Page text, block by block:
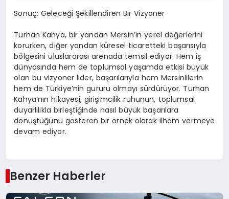
Sonuç: Geleceği Şekillendiren Bir Vizyoner
Turhan Kahya, bir yandan Mersin’in yerel değerlerini
korurken, diğer yandan küresel ticaretteki başarısıyla
bölgesini uluslararası arenada temsil ediyor. Hem iş
dünyasında hem de toplumsal yaşamda etkisi büyük
olan bu vizyoner lider, başarılarıyla hem Mersinlilerin
hem de Türkiye’nin gururu olmayı sürdürüyor. Turhan
Kahya’nın hikayesi, girişimcilik ruhunun, toplumsal
duyarlılıkla birleştiğinde nasıl büyük başarılara
dönüştüğünü gösteren bir örnek olarak ilham vermeye
devam ediyor.
Benzer Haberler